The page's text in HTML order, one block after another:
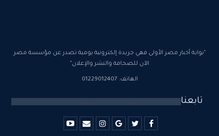
"بوابة أخبار مصر الأولى فهي جريدة إلكترونية يومية تصدر عن مؤسسة مصر
الآن للصحافة والنشر والإعلان"
الهاتف: 01229012407
تابعنا